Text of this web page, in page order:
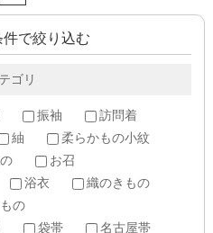
件で絞り込む
ゴリ
振袖
訪問着
紬
柔らかもの小紋
お召
浴衣
織のきもの
の
袋帯
名古屋帯